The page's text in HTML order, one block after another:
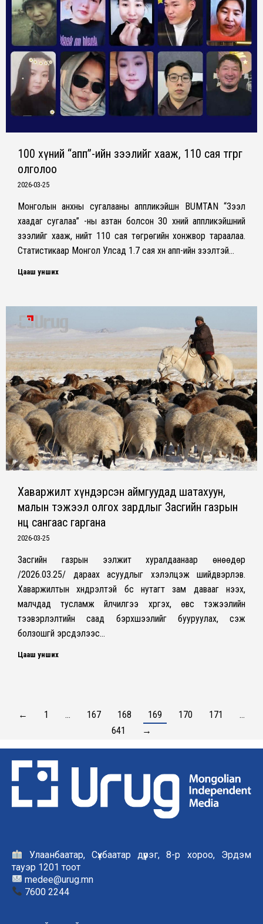
100 хүний “апп”-ийн зээлийг хааж, 110 сая төгрөг
олголоо
2026-03-25
Монголын анхны сугалааны аппликэйшн BUMTAN “Зээл
хаадаг сугалаа” -ны азтан болсон 30 хүний аппликэйшний
зээлийг хааж, нийт 110 сая төгрөгийн хонжвор тараалаа.
Статистикаар Монгол Улсад 1.7 сая хүн апп-ийн зээлтэй…
Цааш унших
Хаваржилт хүндэрсэн аймгуудад шатахуун,
малын тэжээл олгох зардлыг Засгийн газрын
нөөц сангаас гаргана
2026-03-25
Засгийн газрын ээлжит хуралдаанаар өнөөдөр
/2026.03.25/ дараах асуудлыг хэлэлцэж шийдвэрлэв.
Хаваржилтын хүндрэлтэй бүс нутагт зам давааг нээх,
малчдад тусламж үйлчилгээ хүргэх, өвс тэжээлийн
тээвэрлэлтийн саад бэрхшээлийг бууруулах, үүсэж
болзошгүй эрсдэлээс…
Цааш унших
← 1 … 167 168 169 170 171
…
641
→
Улаанбаатар, Сүхбаатар дүүрэг, 8-р хороо, Эрдэм
тауэр 1201 тоот
medee@urug.mn
7600 2244